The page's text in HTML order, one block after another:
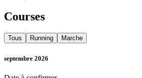
Courses
Tous Running Marche
septembre 2026